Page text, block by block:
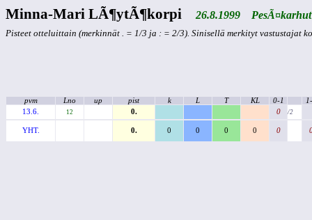
Minna-Mari LÃ¶ytÃ¶korpi26.8.1999 PesÃ¤karhut
Pisteet otteluittain (merkinnät . = 1/3 ja : = 2/3). Sinisellä merkityt vastustajat
pvm Lno up pist k L T KL 0-1
13.6.
12 0. 0 /2
YHT. 0. 0 0 0 0 0